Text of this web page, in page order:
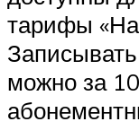
тарифы «На
можно за